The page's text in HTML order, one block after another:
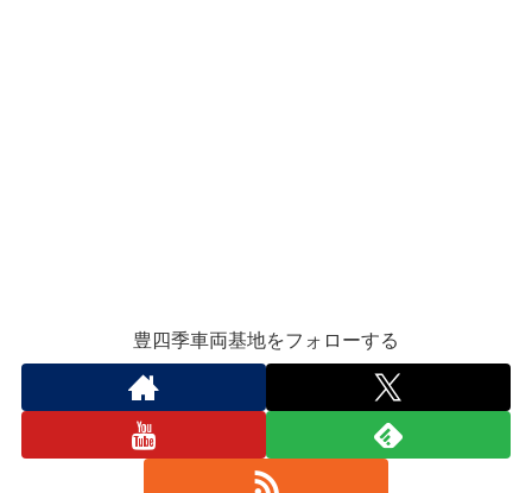
豊四季車両基地をフォローする